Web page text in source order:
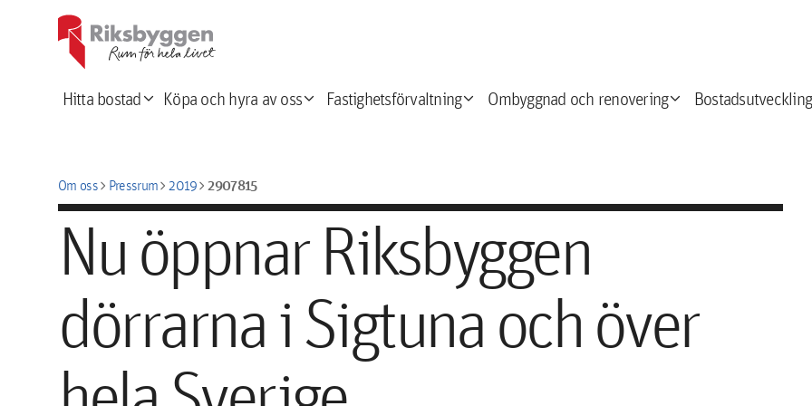
Hitta bostadexpand_more Köpa och hyra av ossexpand_more Fastighetsförvaltningexpand_more Ombyggnad och renoveringexpand_more Bostadsutveckling
Om osschevron_rightPressrumchevron_right2019chevron_right2907815
Nu öppnar Riksbyggen
dörrarna i Sigtuna och över